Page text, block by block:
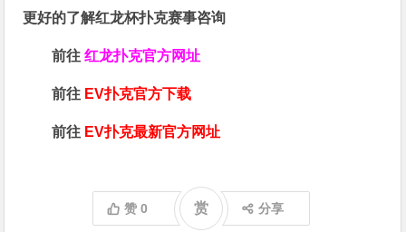
更好的了解红龙杯扑克赛事咨询
前往红龙扑克官方网址
前往 EV扑克官方下载
前往 EV扑克最新官方网址
赞0 赏 分享